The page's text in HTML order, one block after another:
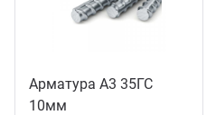
Арматура А3 35ГС
10мм